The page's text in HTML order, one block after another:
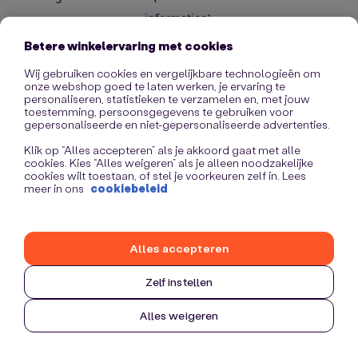
information).
Betere winkelervaring met cookies
Wij gebruiken cookies en vergelijkbare technologieën om
onze webshop goed te laten werken, je ervaring te
personaliseren, statistieken te verzamelen en, met jouw
toestemming, persoonsgegevens te gebruiken voor
gepersonaliseerde en niet-gepersonaliseerde advertenties.
Klik op “Alles accepteren” als je akkoord gaat met alle
cookies. Kies “Alles weigeren” als je alleen noodzakelijke
cookies wilt toestaan, of stel je voorkeuren zelf in. Lees
meer in ons cookiebeleid
Zelf instellen
Alles weigeren
Alles accepteren